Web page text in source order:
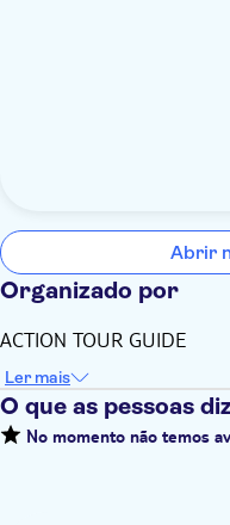
Abrir
Organizado por
ACTION TOUR GUIDE
Ler mais
O que as pessoas
No momento não temos